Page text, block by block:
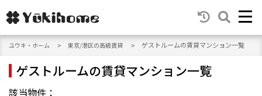
ユウキ・ホーム 東京/港区の高級賃貸 ゲストルームの賃貸マンション一覧
ゲストルームの賃貸マンション一覧
該当物件：